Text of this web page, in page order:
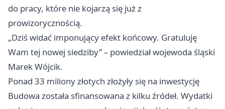
do pracy, które nie kojarzą się już z
prowizorycznością.
„Dziś widać imponujący efekt końcowy. Gratuluję
Wam tej nowej siedziby” – powiedział wojewoda śląski
Marek Wójcik.
Ponad 33 miliony złotych złożyły się na inwestycję
Budowa została sfinansowana z kilku źródeł. Wydatki